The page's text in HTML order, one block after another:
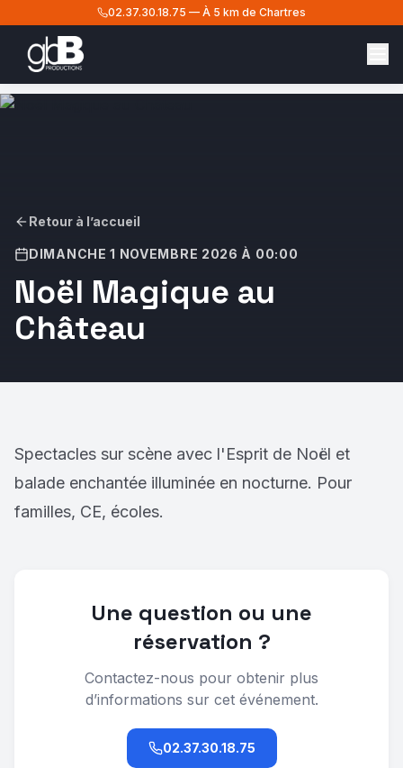
02.37.30.18.75 — À 5 km de Chartres
Retour à l’accueil
DIMANCHE 1 NOVEMBRE 2026 À 00:00
Noël Magique au
Château
Spectacles sur scène avec l'Esprit de Noël et
balade enchantée illuminée en nocturne. Pour
familles, CE, écoles.
Une question ou une
réservation ?
Contactez-nous pour obtenir plus
d’informations sur cet événement.
02.37.30.18.75